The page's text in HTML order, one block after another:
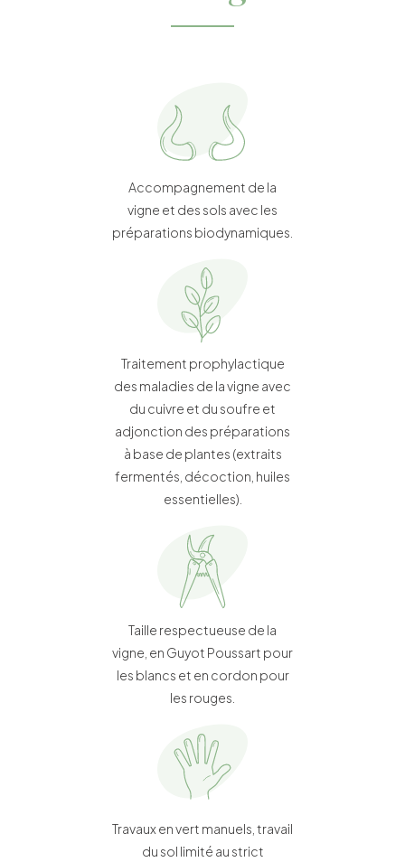
Accompagnement de la
vigne et des sols avec les
préparations biodynamiques.
Traitement prophylactique
des maladies de la vigne avec
du cuivre et du soufre et
adjonction des préparations
à base de plantes (extraits
fermentés, décoction, huiles
essentielles).
Taille respectueuse de la
vigne, en Guyot Poussart pour
les blancs et en cordon pour
les rouges.
Travaux en vert manuels, travail
du sol limité au strict